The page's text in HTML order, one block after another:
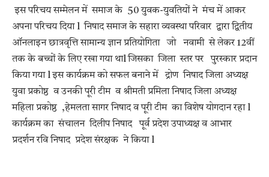
इस परिचय सम्मेलन में समाज के 50 युवक-युवतियों ने मंच में आकर
अपना परिचय दिया l निषाद समाज के सहारा व्यवस्था परिवार द्वारा द्वितीय
ऑनलाइन छात्रवृत्ति सामान्य ज्ञान प्रतियोगिता जो नवामी से लेकर 12वीं
तक के बच्चों के लिए रखा गया थाl जिसका जिला स्तर पर पुरस्कार प्रदान
किया गया l इस कार्यक्रम को सफल बनाने में द्रोण निषाद जिला अध्यक्ष
युवा प्रकोष्ठ व उनकी पूरी टीम व श्रीमती प्रमिला निषाद जिला अध्यक्ष
महिला प्रकोष्ठ ,हेमलता सागर निषाद व पूरी टीम का विशेष योगदान रहा l
कार्यक्रम का संचालन दिलीप निषाद पूर्व प्रदेश उपाध्यक्ष व आभार
प्रदर्शन रवि निषाद प्रदेश संरक्षक ने किया l